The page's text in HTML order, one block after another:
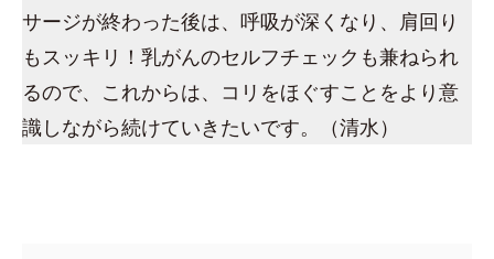
サージが終わった後は、呼吸が深くなり、肩回り
もスッキリ！乳がんのセルフチェックも兼ねられ
るので、これからは、コリをほぐすことをより意
識しながら続けていきたいです。（清水）